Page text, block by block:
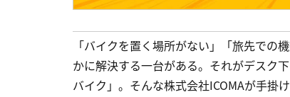
「バイクを置く場所がない」「旅先での
かに解決する一台がある。それがデスク
バイク」。そんな株式会社ICOMAが手掛